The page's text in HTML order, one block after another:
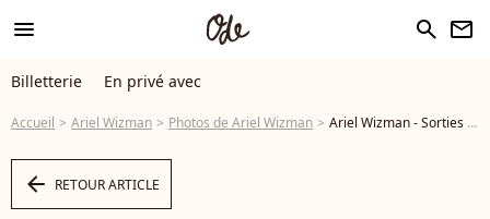
menu search newsletter
Billetterie En privé avec
Accueil Ariel Wizman Photos de Ariel Wizman Ariel Wizman - Sorties des obsèques de l'ancien ministre de la Culture Frédéric Mitterrand en l'Église Saint-Thomas d'Aquin à Paris. Le 26 mars 2024 © Moreau-Jacovides / Bestimage - Photo
arrow_left RETOUR ARTICLE